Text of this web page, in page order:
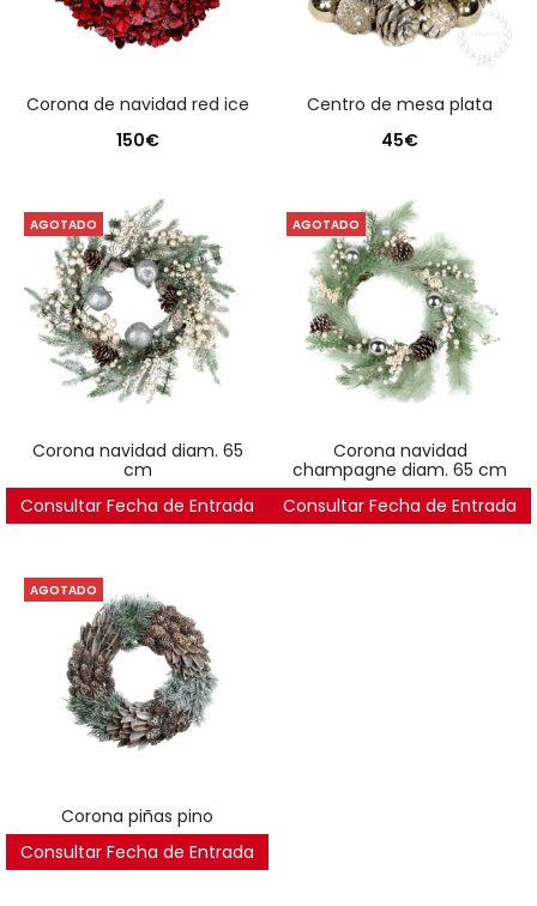
corona de navidad red ice
150€
centro de mesa plata
45€
AGOTADO
corona navidad diam. 65
cm
53€
Consultar Fecha de Entrada
AGOTADO
corona navidad
champagne diam. 65 cm
56€
Consultar Fecha de Entrada
AGOTADO
corona piñas pino
45€
Consultar Fecha de Entrada